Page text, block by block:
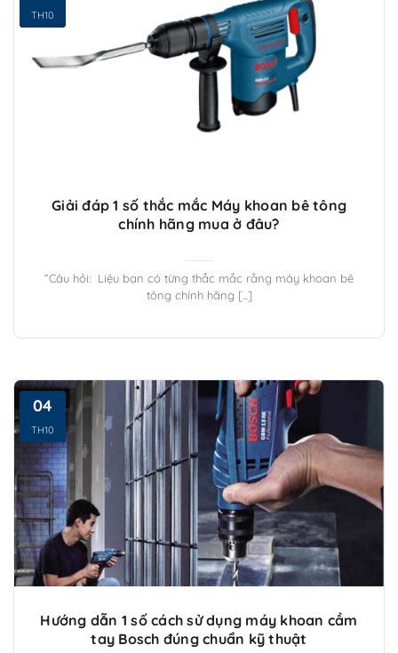
Giải đáp 1 số thắc mắc Máy khoan bê tông
chính hãng mua ở đâu?
“Câu hỏi: Liệu bạn có từng thắc mắc rằng máy khoan bê
tông chính hãng [...]
TH10
Hướng dẫn 1 số cách sử dụng máy khoan cầm
tay Bosch đúng chuẩn kỹ thuật
04
TH10